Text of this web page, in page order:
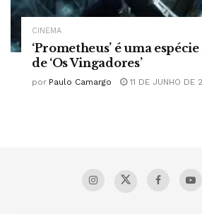
CINEMA
‘Prometheus’ é uma
de ‘Os Vingadores’
por Paulo Camargo 11 DE JUNHO DE